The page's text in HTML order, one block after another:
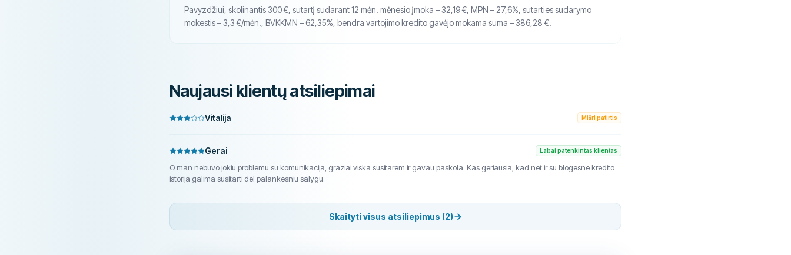
Pavyzdžiui, skolinantis 300 €, sutartį sudarant 12 mėn. mėnesio įmoka – 32,19 €, MPN – 27,6%, sutarties sudarymo
mokestis – 3,3 €/mėn., BVKKMN – 62,35%, bendra vartojimo kredito gavėjo mokama suma – 386,28 €.
Naujausi klientų atsiliepimai
Vitalija Mišri patirtis
Gerai Labai patenkintas klientas
O man nebuvo jokiu problemu su komunikacija, graziai viska susitarem ir gavau paskola. Kas geriausia, kad net ir su blogesne kredito
istorija galima susitarti del palankesniu salygu.
Skaityti visus atsiliepimus (2)